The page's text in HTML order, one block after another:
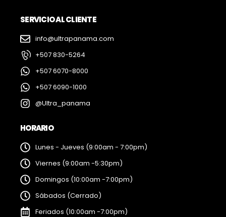
SERVICIO AL CLIENTE
info@ultrapanama.com
+507 830-5264
+507 6070-8000
+507 6090-1000
@Ultra_panama
HORARIO
Lunes - Jueves (9:00am - 7:00pm)
Viernes (9:00am -5:30pm)
Domingos (10:00am -7:00pm)
Sábados (Cerrado)
Feriados (10:00am -7:00pm)